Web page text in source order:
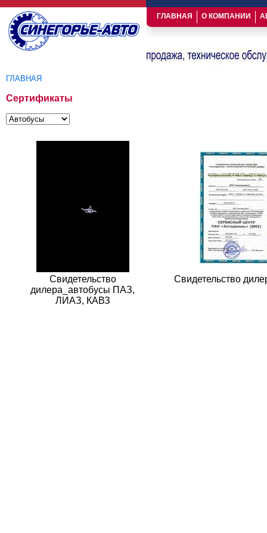
ГЛАВНАЯ О КОМПАНИИ
ГЛАВНАЯ
Сертификаты
Свидетельство
дилера_автобусы ПАЗ,
ЛИАЗ, КАВЗ
Свидетельство